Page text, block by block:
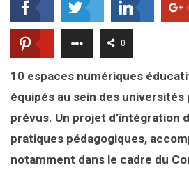
0
10 espaces numériques
équipés au sein des universités
prévus. Un projet d’intégration
pratiques pédagogiques, ac
notamment dans le cadre du